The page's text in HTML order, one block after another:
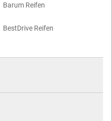
Barum Reifen
BestDrive Reifen